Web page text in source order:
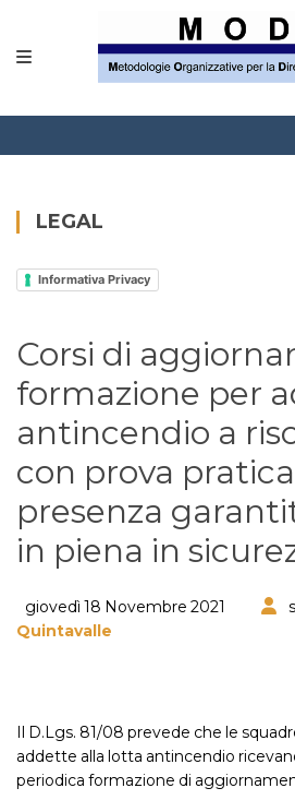
Questionario
Blog e info
FAQ
Corsi di
formazione per
antincendio a
con prova
presenza
in piena in
giovedì 18 Novembre 2021
Quintavalle
Il D.Lgs. 81/08 prevede che le
addette alla lotta antincendio
periodica formazione di
LEGAL
Informativa Privacy